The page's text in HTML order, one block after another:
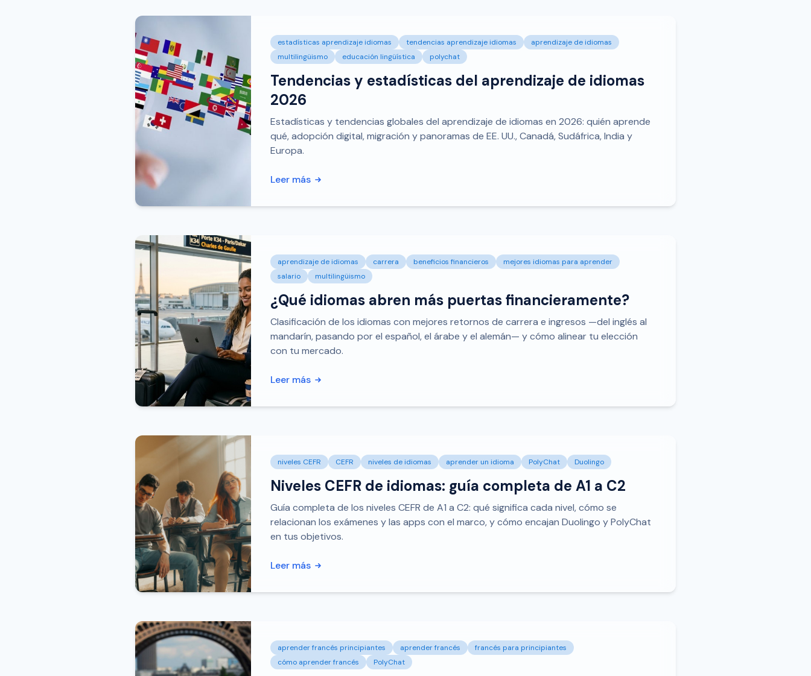
estadísticas aprendizaje idiomas tendencias aprendizaje idiomas
aprendizaje de idiomas
multilingüismo
educación lingüística polychat
Tendencias y estadísticas del aprendizaje de idiomas
2026
Estadísticas y tendencias globales del aprendizaje de idiomas en 2026: quién aprende
qué, adopción digital, migración y panoramas de EE. UU., Canadá, Sudáfrica, India y
Europa.
Leer más
aprendizaje de idiomas carrera beneficios financieros
mejores idiomas para aprender
salario
multilingüismo
¿Qué idiomas abren más puertas financieramente?
Clasificación de los idiomas con mejores retornos de carrera e ingresos —del inglés al
mandarín, pasando por el español, el árabe y el alemán— y cómo alinear tu elección
con tu mercado.
Leer más
niveles CEFR CEFR niveles de idiomas aprender un idioma PolyChat Duolingo
Niveles CEFR de idiomas: guía completa de A1 a C2
Guía completa de los niveles CEFR de A1 a C2: qué significa cada nivel, cómo se
relacionan los exámenes y las apps con el marco, y cómo encajan Duolingo y PolyChat
en tus objetivos.
Leer más
aprender francés principiantes aprender francés
francés para principiantes
cómo aprender francés
PolyChat